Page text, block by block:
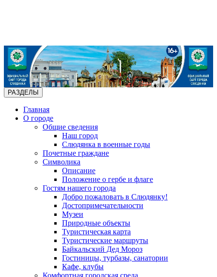
РАЗДЕЛЫ
Главная
О городе
Общие сведения
Наш город
Слюдянка в военные годы
Почетные граждане
Символика
Описание
Положение о гербе и флаге
Гостям нашего города
Добро пожаловать в Слюдянку!
Достопримечательности
Музеи
Природные объекты
Туристическая карта
Туристические маршруты
Байкальский Дед Мороз
Гостиницы, турбазы, санатории
Кафе, клубы